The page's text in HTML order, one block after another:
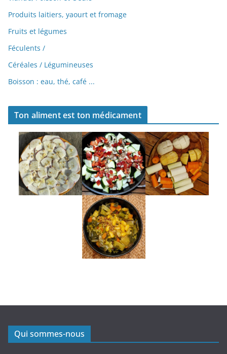
Produits laitiers, yaourt et fromage
Fruits et légumes
Féculents /
Céréales / Légumineuses
Boisson : eau, thé, café ...
Ton aliment est ton médicament
Qui sommes-nous